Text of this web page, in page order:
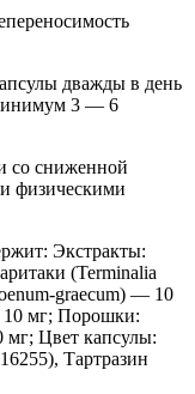
дважды в день
3 — 6
со сниженной
физическими
Экстракты:
(Terminalia
graecum) — 10
мг; Порошки:
мг; Цвет капсулы:
Тартразин